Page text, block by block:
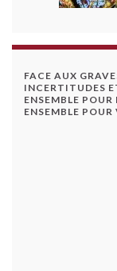
FACE AUX
INCERTITUDES
ENSEMBLE
ENSEMBLE POUR